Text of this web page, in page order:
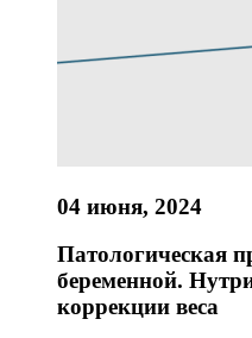
04 июня, 2024
Патологическая
беременной.
коррекции веса